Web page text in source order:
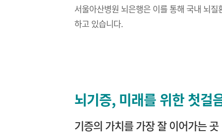
서울아산병원 뇌은행은 이를 통해 국내 뇌
하고 있습니다.
뇌기증, 미래를 위한 첫걸
기증의 가치를 가장 잘 이어가는 곳